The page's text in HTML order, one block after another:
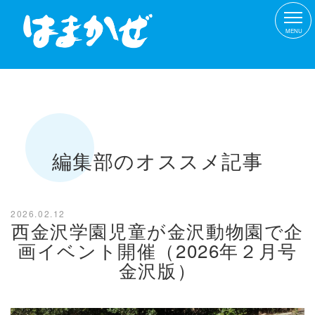
MENU
編集部のオススメ記事
2026.02.12
西金沢学園児童が金沢動物園で企
画イベント開催（2026年２月号
金沢版）